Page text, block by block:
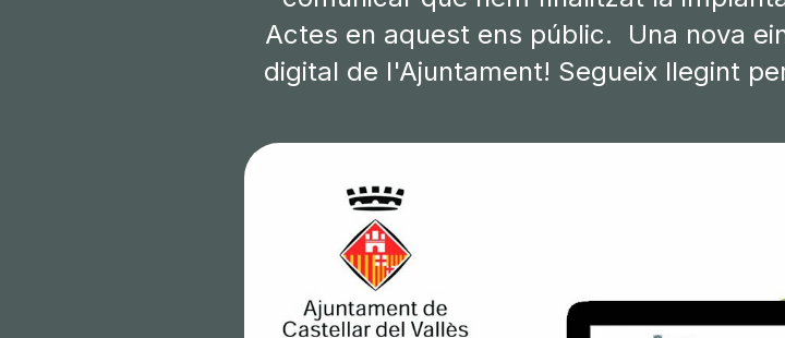
Actes en aquest ens públic. Una nova
digital de l'Ajuntament! Segueix llegint